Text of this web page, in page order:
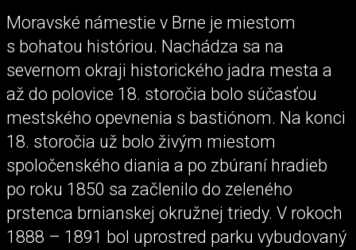
Moravské námestie v Brne je miestom
s bohatou históriou. Nachádza sa na
severnom okraji historického jadra mesta a
až do polovice 18. storočia bolo súčasťou
mestského opevnenia s bastiónom. Na konci
18. storočia už bolo živým miestom
spoločenského diania a po zbúraní hradieb
po roku 1850 sa začlenilo do zeleného
prstenca brnianskej okružnej triedy. V rokoch
1888 – 1891 bol uprostred parku vybudovaný